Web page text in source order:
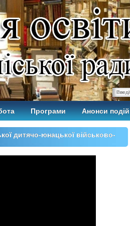
Програми Анонси подій
дитячо-юнацької військово-